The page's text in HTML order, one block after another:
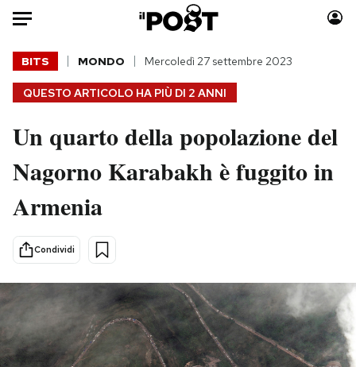
Auto
HOME
Italia
Politica
Tecnologia
Scienza
Moda
Consumismi
Altrecose
Mondiali calcio 2026
QUESTO ARTICOLO HA PIÙ DI 2 ANNI
BITS MONDO Mercoledì 27 settembre 2023
Un quarto della popolazione del
Nagorno Karabakh è fuggito in
Armenia
Condividi